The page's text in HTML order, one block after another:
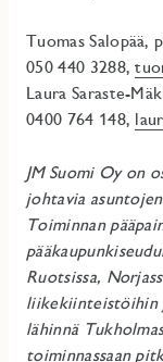
Tuomas Salopää,
050 440 3288,
Laura Saraste-
0400 764 148,
JM Suomi Oy on
johtavia
Toiminnan
Ruotsissa,
liikekiinteistöihin
lähinnä
toiminnassaan